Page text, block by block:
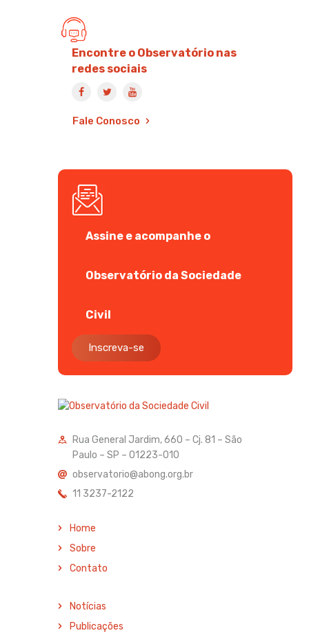
Encontre o Observatório nas
redes sociais
Fale Conosco
Assine e acompanhe o
Observatório da Sociedade
Civil
Inscreva-se
Rua General Jardim, 660 – Cj. 81 – São
Paulo – SP – 01223-010
observatorio@abong.org.br
11 3237-2122
Home
Sobre
Contato
Notícias
Publicações